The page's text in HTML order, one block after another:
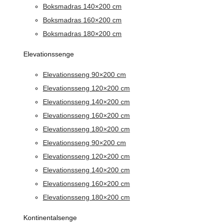
Boksmadras 140×200 cm
Boksmadras 160×200 cm
Boksmadras 180×200 cm
Elevationssenge
Elevationsseng 90×200 cm
Elevationsseng 120×200 cm
Elevationsseng 140×200 cm
Elevationsseng 160×200 cm
Elevationsseng 180×200 cm
Elevationsseng 90×200 cm
Elevationsseng 120×200 cm
Elevationsseng 140×200 cm
Elevationsseng 160×200 cm
Elevationsseng 180×200 cm
Kontinentalsenge